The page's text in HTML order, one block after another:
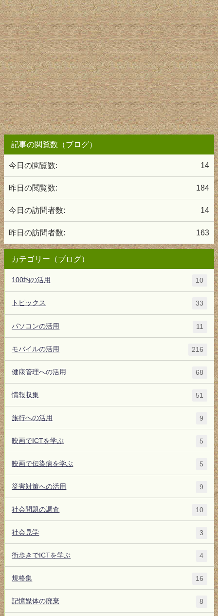
記事の閲覧数（ブログ）
14
今日の閲覧数:
184
昨日の閲覧数:
14
今日の訪問者数:
163
昨日の訪問者数:
カテゴリー（ブログ）
100均の活用 10
トピックス 33
パソコンの活用 11
モバイルの活用 216
健康管理への活用 68
情報収集 51
旅行への活用 9
映画でICTを学ぶ 5
映画で伝染病を学ぶ 5
災害対策への活用 9
社会問題の調査 10
社会見学 3
街歩きでICTを学ぶ 4
規格集 16
記憶媒体の廃棄 8